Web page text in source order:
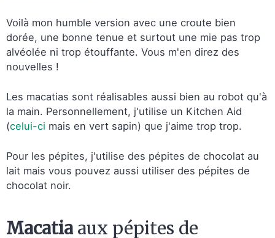
Voilà mon humble version avec une croute bien
dorée, une bonne tenue et surtout une mie pas trop
alvéolée ni trop étouffante. Vous m'en direz des
nouvelles !
Les macatias sont réalisables aussi bien au robot qu'à
la main. Personnellement, j'utilise un Kitchen Aid
(celui-ci mais en vert sapin) que j'aime trop trop.
Pour les pépites, j'utilise des pépites de chocolat au
lait mais vous pouvez aussi utiliser des pépites de
chocolat noir.
Macatiaaux pépites de